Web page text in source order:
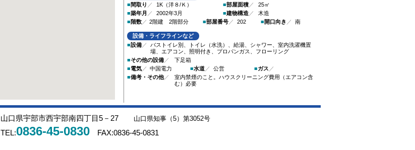
■間取り ／ 1K（洋８/Ｋ） ■部屋面積 ／
25㎡
■築年月 ／ 2002年3月 ■建物構造 ／
木造
■階数 ／ 2階建 2階部分 ■部屋番号 ／ 202 ■開口向き ／ 南
設備・ライフラインなど
■設備 ／
バストイレ別、トイレ（水洗）、給湯、シャワー、室内洗濯機置
場、エアコン、照明付き、プロパンガス、フローリング
■その他の設備 ／
下足箱
■電気 ／ 中国電力 ■水道 ／ 公営 ■ガス ／
■備考・その他／
室内禁煙のこと。ハウスクリーニング費用（エアコン含
む）必要
山口県宇部市西宇部南四丁目5－27 山口県知事（5）第3052号
TEL:0836-45-0830 FAX:0836-45-0831